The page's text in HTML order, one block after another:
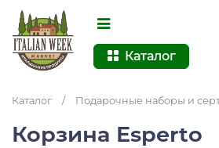
Каталог
Каталог / Подарочные наборы и
Корзина Esperto